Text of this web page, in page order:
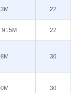
22
915M 22
30
30